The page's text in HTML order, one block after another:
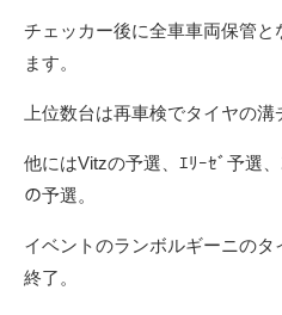
チェッカー後に全車車両保管
ます。
上位数台は再車検でタイヤの溝
他にはVitzの予選、ｴﾘｰｾﾞ予選
の予選。
イベントのランボルギーニのタ
終了。